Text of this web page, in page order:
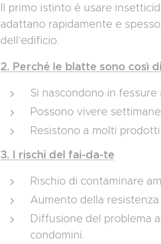
Il primo istinto è usare
adattano rapidamente e
dell'edificio.
2. Perché le blatte sono così
Si nascondono in fessure
Possono vivere
Resistono a molti
3. I rischi del fai-da-te
Rischio di contaminare
Aumento della
Diffusione del problema
condomini.